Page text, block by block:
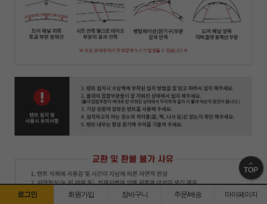
TOP
로그인 회원가입 장바구니 주문/배송 마이페이지